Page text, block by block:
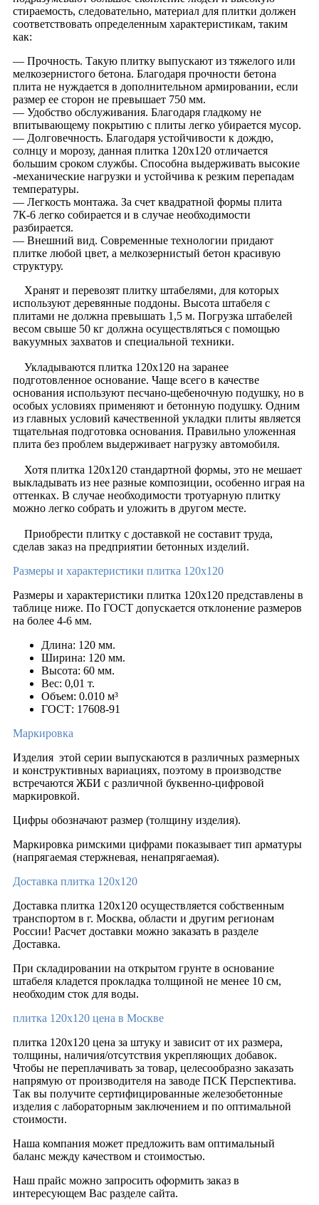
стираемость, следовательно, материал для плитки должен
соответствовать определенным характеристикам, таким
как:
— Прочность. Такую плитку выпускают из тяжелого или
мелкозернистого бетона. Благодаря прочности бетона
плита не нуждается в дополнительном армировании, если
размер ее сторон не превышает 750 мм.
— Удобство обслуживания. Благодаря гладкому не
впитывающему покрытию с плиты легко убирается мусор.
— Долговечность. Благодаря устойчивости к дождю,
солнцу и морозу, данная плитка 120х120 отличается
большим сроком службы. Способна выдерживать высокие
-механические нагрузки и устойчива к резким перепадам
температуры.
— Легкость монтажа. За счет квадратной формы плита
7К-6 легко собирается и в случае необходимости
разбирается.
— Внешний вид. Современные технологии придают
плитке любой цвет, а мелкозернистый бетон красивую
структуру.
Хранят и перевозят плитку штабелями, для которых
используют деревянные поддоны. Высота штабеля с
плитами не должна превышать 1,5 м. Погрузка штабелей
весом свыше 50 кг должна осуществляться с помощью
вакуумных захватов и специальной техники.
Укладываются плитка 120х120 на заранее
подготовленное основание. Чаще всего в качестве
основания используют песчано-щебеночную подушку, но в
особых условиях применяют и бетонную подушку. Одним
из главных условий качественной укладки плиты является
тщательная подготовка основания. Правильно уложенная
плита без проблем выдерживает нагрузку автомобиля.
Хотя плитка 120х120 стандартной формы, это не мешает
выкладывать из нее разные композиции, особенно играя на
оттенках. В случае необходимости тротуарную плитку
можно легко собрать и уложить в другом месте.
Приобрести плитку с доставкой не составит труда,
сделав заказ на предприятии бетонных изделий.
Размеры и характеристики плитка 120х120
Размеры и характеристики плитка 120х120 представлены в
таблице ниже. По ГОСТ допускается отклонение размеров
на более 4-6 мм.
Длина: 120 мм.
Ширина: 120 мм.
Высота: 60 мм.
Вес: 0,01 т.
Объем: 0.010 м³
ГОСТ: 17608-91
Маркировка
Изделия этой серии выпускаются в различных размерных
и конструктивных вариациях, поэтому в производстве
встречаются ЖБИ с различной буквенно-цифровой
маркировкой.
Цифры обозначают размер (толщину изделия).
Маркировка римскими цифрами показывает тип арматуры
(напрягаемая стержневая, ненапрягаемая).
Доставка плитка 120х120
Доставка плитка 120х120 осуществляется собственным
транспортом в г. Москва, области и другим регионам
России! Расчет доставки можно заказать в разделе
Доставка.
При складировании на открытом грунте в основание
штабеля кладется прокладка толщиной не менее 10 см,
необходим сток для воды.
плитка 120х120 цена в Москве
плитка 120х120 цена за штуку и зависит от их размера,
толщины, наличия/отсутствия укрепляющих добавок.
Чтобы не переплачивать за товар, целесообразно заказать
напрямую от производителя на заводе ПСК Перспектива.
Так вы получите сертифицированные железобетонные
изделия с лабораторным заключением и по оптимальной
стоимости.
Наша компания может предложить вам оптимальный
баланс между качеством и стоимостью.
Наш прайс можно запросить оформить заказ в
интересующем Вас разделе сайта.